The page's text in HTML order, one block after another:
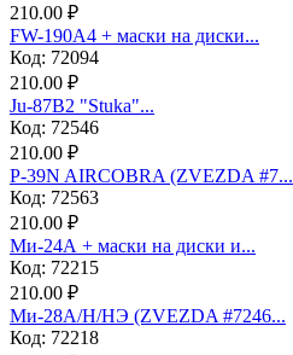
210.00 ₽
FW-190A4 + маски на диски...
Код: 72094
210.00 ₽
Ju-87B2 "Stuka"...
Код: 72546
210.00 ₽
P-39N AIRCOBRA (ZVEZDA #7...
Код: 72563
210.00 ₽
Ми-24А + маски на диски и...
Код: 72215
210.00 ₽
Ми-28А/Н/НЭ (ZVEZDA #7246...
Код: 72218